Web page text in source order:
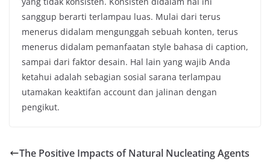
sanggup berarti terlampau luas. Mulai dari terus
menerus didalam mengunggah sebuah konten, terus
menerus didalam pemanfaatan style bahasa di caption,
sampai dari faktor desain. Hal lain yang wajib Anda
ketahui adalah sebagian sosial sarana terlampau
utamakan keaktifan account dan jalinan dengan
pengikut.
The Positive Impacts of Natural Nucleating Agents